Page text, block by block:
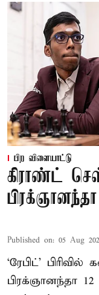
பிற விளையாட்டு
கிராண்ட்
Published on: 05 Aug
‘ரேபிட்’ பிரிவில்
பிரக்ஞானந்தா 12